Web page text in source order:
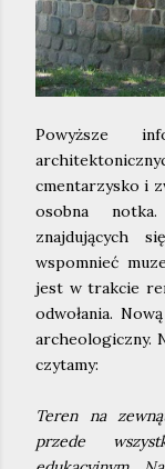
Powyższe
cmentarzysko i
osobna
znajdujących
wspomnieć
jest w trakcie
odwołania.
archeologiczny.
czytamy:
Teren na
przede